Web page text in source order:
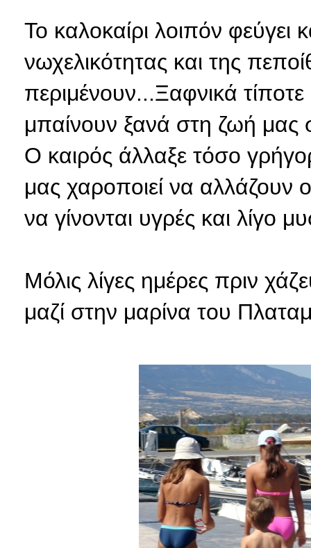
Το καλοκαίρι λοιπόν φεύγει
νωχελικότητας και της
περιμένουν...Ξαφνικά
μπαίνουν ξανά στη ζωή μας
Ο καιρός άλλαξε τόσο
μας χαροποιεί να αλλάζουν
να γίνονται υγρές και λίγο
Μόλις λίγες ημέρες πριν
μαζί στην μαρίνα του